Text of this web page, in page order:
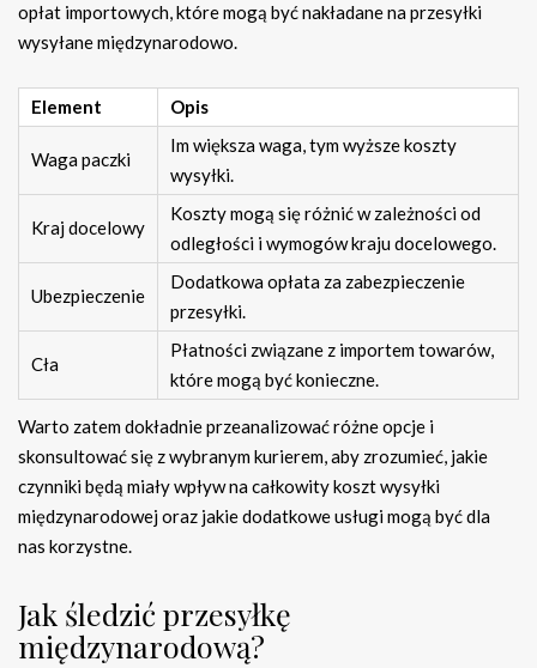
opłat importowych, które mogą być nakładane na przesyłki
wysyłane międzynarodowo.
Element Opis
Waga paczki
Im większa waga, tym wyższe koszty
wysyłki.
Kraj docelowy
Koszty mogą się różnić w zależności od
odległości i wymogów kraju docelowego.
Ubezpieczenie
Dodatkowa opłata za zabezpieczenie
przesyłki.
Cła
Płatności związane z importem towarów,
które mogą być konieczne.
Warto zatem dokładnie przeanalizować różne opcje i
skonsultować się z wybranym kurierem, aby zrozumieć, jakie
czynniki będą miały wpływ na całkowity koszt wysyłki
międzynarodowej oraz jakie dodatkowe usługi mogą być dla
nas korzystne.
Jak śledzić przesyłkę
międzynarodową?